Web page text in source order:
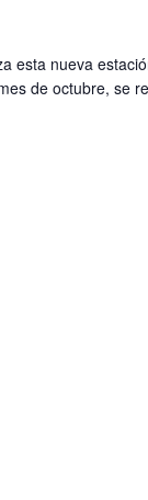
esta nueva
de octubre, se